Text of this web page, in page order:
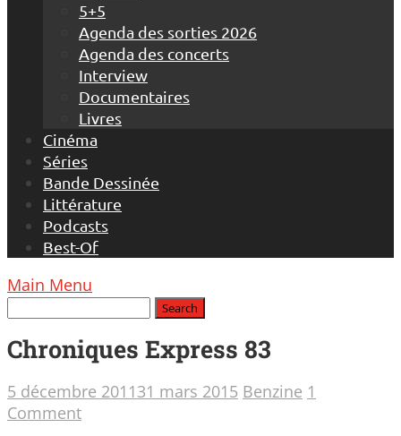
5+5
Agenda des sorties 2026
Agenda des concerts
Interview
Documentaires
Livres
Cinéma
Séries
Bande Dessinée
Littérature
Podcasts
Best-Of
Main Menu
Chroniques Express 83
5 décembre 201131 mars 2015 Benzine 1
Comment